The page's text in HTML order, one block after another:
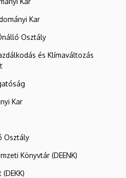
Kar
Osztály
és Klímaváltozás
Kar
Osztály
Könyvtár (DEENK)